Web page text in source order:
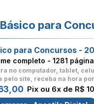
para
para Concursos -
completo - 1281
no computador, tablet,
pelo site, receba na hora
Pix ou 6x de R$